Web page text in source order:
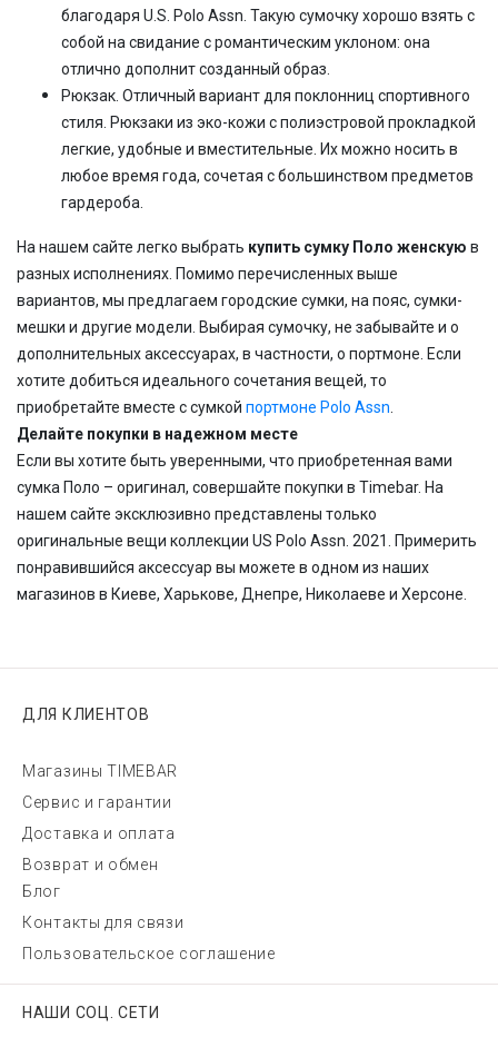
благодаря U.S. Polo Assn. Такую сумочку хорошо взять с
собой на свидание с романтическим уклоном: она
отлично дополнит созданный образ.
Рюкзак. Отличный вариант для поклонниц спортивного
стиля. Рюкзаки из эко-кожи с полиэстровой прокладкой
легкие, удобные и вместительные. Их можно носить в
любое время года, сочетая с большинством предметов
гардероба.
На нашем сайте легко выбрать купить сумку Поло женскую в
разных исполнениях. Помимо перечисленных выше
вариантов, мы предлагаем городские сумки, на пояс, сумки-
мешки и другие модели. Выбирая сумочку, не забывайте и о
дополнительных аксессуарах, в частности, о портмоне. Если
хотите добиться идеального сочетания вещей, то
приобретайте вместе с сумкой портмоне Polo Assn
Делайте покупки в надежном месте
Если вы хотите быть уверенными, что приобретенная вами
сумка Поло – оригинал, совершайте покупки в Timebar. На
нашем сайте эксклюзивно представлены только
оригинальные вещи коллекции US Polo Assn. 2021. Примерить
понравившийся аксессуар вы можете в одном из наших
магазинов в Киеве, Харькове, Днепре, Николаеве и Херсоне.
ДЛЯ КЛИЕНТОВ
Магазины TIMEBAR
Сервис и гарантии
Доставка и оплата
Возврат и обмен
Блог
Контакты для связи
Пользовательское соглашение
НАШИ СОЦ. СЕТИ